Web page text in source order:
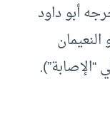
أبو داود